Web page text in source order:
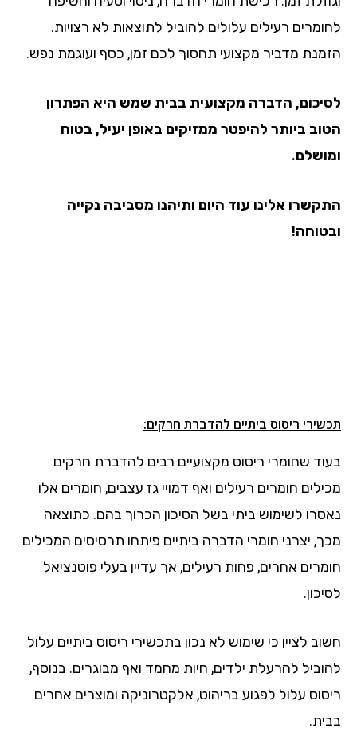
לחומרים רעילים עלולים להוביל לתוצאות לא רצויות.
הזמנת מדביר מקצועי תחסוך לכם זמן, כסף ועוגמת נפש.
לסיכום, הדברה מקצועית בבית שמש היא הפתרון
הטוב ביותר להיפטר ממזיקים באופן יעיל, בטוח
ומושלם.
התקשרו אלינו עוד היום ותיהנו מסביבה נקייה
ובטוחה!
תכשירי ריסוס ביתיים להדברת חרקים:
בעוד שחומרי ריסוס מקצועיים רבים להדברת חרקים
מכילים חומרים רעילים ואף דמויי גז עצבים, חומרים אלו
נאסרו לשימוש ביתי בשל הסיכון הכרוך בהם. כתוצאה
מכך, יצרני חומרי הדברה ביתיים פיתחו תרסיסים המכילים
חומרים אחרים, פחות רעילים, אך עדיין בעלי פוטנציאל
לסיכון.
חשוב לציין כי שימוש לא נכון בתכשירי ריסוס ביתיים עלול
להוביל להרעלת ילדים, חיות מחמד ואף מבוגרים. בנוסף,
ריסוס עלול לפגוע בריהוט, אלקטרוניקה ומוצרים אחרים
בבית.